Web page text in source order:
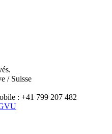
X
/ Suisse
: +41 799 207 482